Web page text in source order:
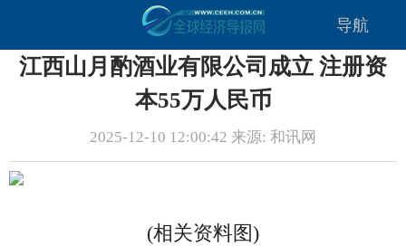
导航
江西山月酌酒业有限公司成立 注册资
本55万人民币
2025-12-10 12:00:42 来源: 和讯网
(相关资料图)